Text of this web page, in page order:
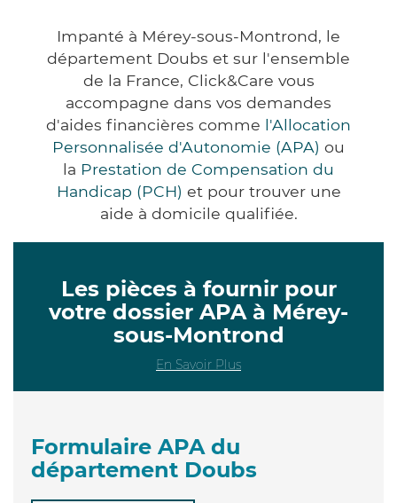
Impanté à Mérey-sous-Montrond, le
département Doubs et sur l'ensemble
de la France, Click&Care vous
accompagne dans vos demandes
d'aides financières comme l'Allocation
Personnalisée d'Autonomie (APA) ou
la Prestation de Compensation du
Handicap (PCH) et pour trouver une
aide à domicile qualifiée.
Les pièces à fournir pour
votre dossier APA à Mérey-
sous-Montrond
En Savoir Plus
Formulaire APA du
département Doubs